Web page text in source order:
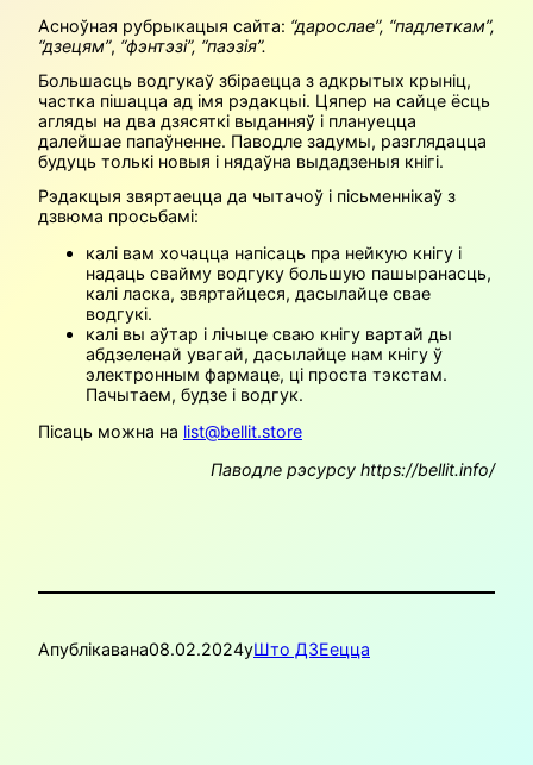
Асноўная рубрыкацыя сайта: “дарослае”, “падлеткам”,
“дзецям”, “фэнтэзі”, “паэзія”.
Большасць водгукаў збіраецца з адкрытых крыніц,
частка пішацца ад імя рэдакцыі. Цяпер на сайце ёсць
агляды на два дзясяткі выданняў і плануецца
далейшае папаўненне. Паводле задумы, разглядацца
будуць толькі новыя і нядаўна выдадзеныя кнігі.
Рэдакцыя звяртаецца да чытачоў і пісьменнікаў з
дзвюма просьбамі:
калі вам хочацца напісаць пра нейкую кнігу і
надаць свайму водгуку большую пашыранасць,
калі ласка, звяртайцеся, дасылайце свае
водгукі.
калі вы аўтар і лічыце сваю кнігу вартай ды
абдзеленай увагай, дасылайце нам кнігу ў
электронным фармаце, ці проста тэкстам.
Пачытаем, будзе і водгук.
Пісаць можна на list@bellit.store
Паводле рэсурсу https://bellit.info/
Апублікавана08.02.2024уШто ДЗЕецца